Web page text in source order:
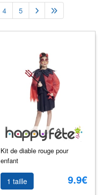
4 5
Kit de diable rouge pour
enfant
1 taille 9.9€